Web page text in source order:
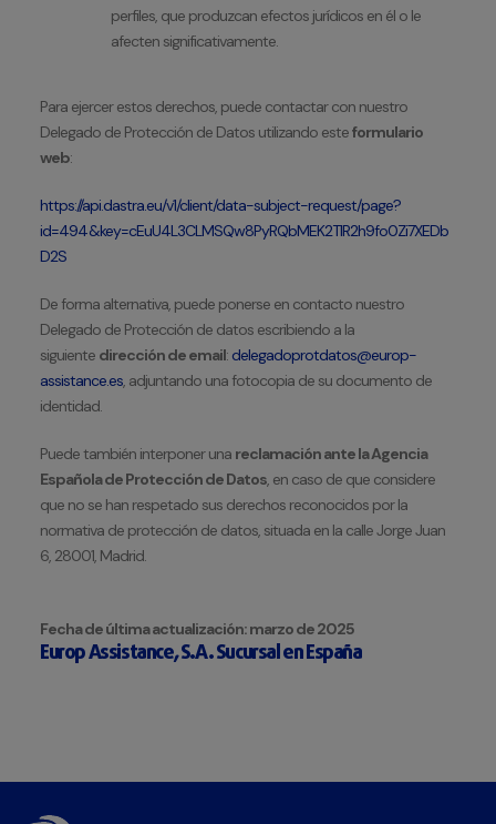
perfiles, que produzcan efectos jurídicos en él o le
afecten significativamente.
Para ejercer estos derechos, puede contactar con nuestro
Delegado de Protección de Datos utilizando esteformulario
web:
https://api.dastra.eu/v1/client/data-subject-request/page?
id=494&key=cEuU4L3CLMSQw8PyRQbMEK2TlR2h9fo0Zi7XEDb
D2S
De forma alternativa, puede ponerse en contacto nuestro
Delegado de Protección de datos escribiendo a la
siguiente dirección de email: delegadoprotdatos@europ-
assistance.es, adjuntando una fotocopia de su documento de
identidad.
Puede también interponer una reclamación ante la Agencia
Española de Protección de Datos, en caso de que considere
que no se han respetado sus derechos reconocidos por la
normativa de protección de datos, situada en la calle Jorge Juan
6, 28001, Madrid.
Fecha de última actualización: marzo de 2025
Europ Assistance, S.A. Sucursal en España